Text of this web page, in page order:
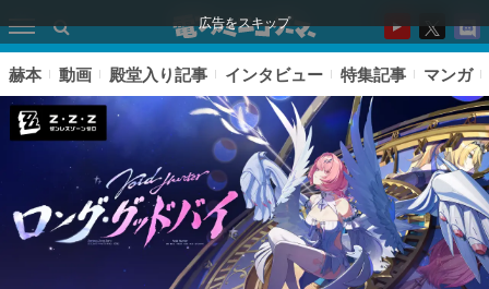
広告をスキップ
赫本 動画 殿堂入り記事 インタビュー 特集記事 マンガ